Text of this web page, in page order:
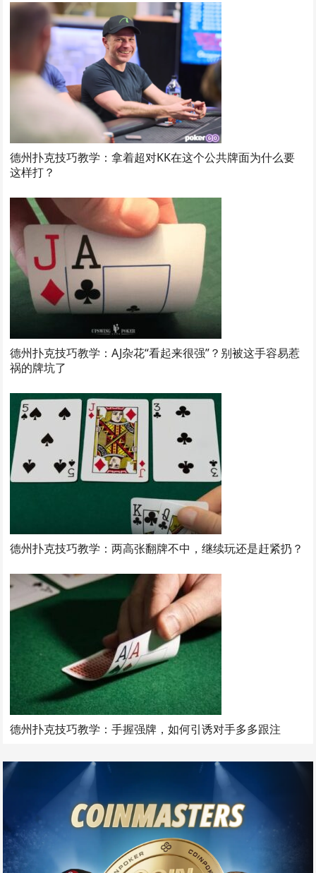
德州扑克技巧教学：拿着超对KK在这个公共牌面为什么要
这样打？
德州扑克技巧教学：AJ杂花“看起来很强”？别被这手容易惹
祸的牌坑了
德州扑克技巧教学：两高张翻牌不中，继续玩还是赶紧扔？
德州扑克技巧教学：手握强牌，如何引诱对手多多跟注